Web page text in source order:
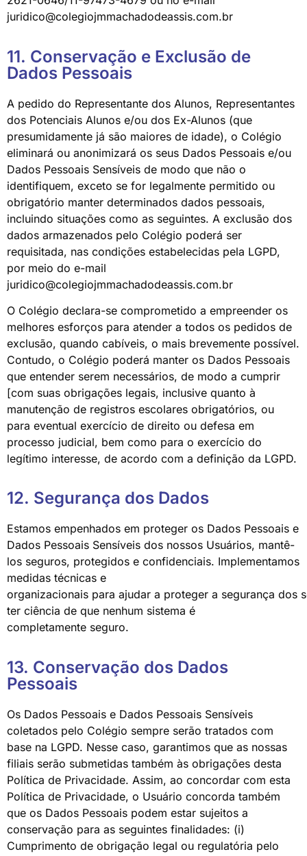
juridico@colegiojmmachadodeassis.com.br
11. Conservação e Exclusão de
Dados Pessoais
A pedido do Representante dos Alunos, Representantes
dos Potenciais Alunos e/ou dos Ex-Alunos (que
presumidamente já são maiores de idade), o Colégio
eliminará ou anonimizará os seus Dados Pessoais e/ou
Dados Pessoais Sensíveis de modo que não o
identifiquem, exceto se for legalmente permitido ou
obrigatório manter determinados dados pessoais,
incluindo situações como as seguintes. A exclusão dos
dados armazenados pelo Colégio poderá ser
requisitada, nas condições estabelecidas pela LGPD,
por meio do e-mail
juridico@colegiojmmachadodeassis.com.br
O Colégio declara-se comprometido a empreender os
melhores esforços para atender a todos os pedidos de
exclusão, quando cabíveis, o mais brevemente possível.
Contudo, o Colégio poderá manter os Dados Pessoais
que entender serem necessários, de modo a cumprir
[com suas obrigações legais, inclusive quanto à
manutenção de registros escolares obrigatórios, ou
para eventual exercício de direito ou defesa em
processo judicial, bem como para o exercício do
legítimo interesse, de acordo com a definição da LGPD.
12. Segurança dos Dados
Estamos empenhados em proteger os Dados Pessoais e
Dados Pessoais Sensíveis dos nossos Usuários, mantê-
los seguros, protegidos e confidenciais. Implementamos
medidas técnicas e
organizacionais para ajudar a proteger a segurança dos
ter ciência de que nenhum sistema é
completamente seguro.
13. Conservação dos Dados
Pessoais
Os Dados Pessoais e Dados Pessoais Sensíveis
coletados pelo Colégio sempre serão tratados com
base na LGPD. Nesse caso, garantimos que as nossas
filiais serão submetidas também às obrigações desta
Política de Privacidade. Assim, ao concordar com esta
Política de Privacidade, o Usuário concorda também
que os Dados Pessoais podem estar sujeitos a
conservação para as seguintes finalidades: (i)
Cumprimento de obrigação legal ou regulatória pelo